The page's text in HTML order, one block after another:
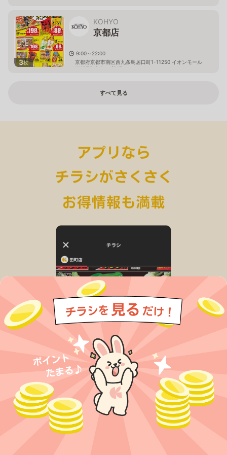
3枚
KOHYO
京都店
9:00～22:00
京都府京都市南区西九条鳥居口町1-11250 イオンモール
KYOTO Sakura館1F
すべて見る